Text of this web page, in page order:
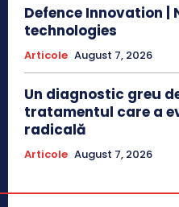
Defence Innovation |
technologies
Articole August 7, 2026
Un diagnostic greu
tratamentul care a
radicală
Articole August 7, 2026